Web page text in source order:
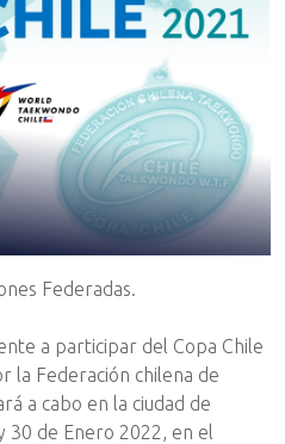
Federadas.
a participar del Copa Chile
la Federación chilena de
a cabo en la ciudad de
30 de Enero 2022, en el